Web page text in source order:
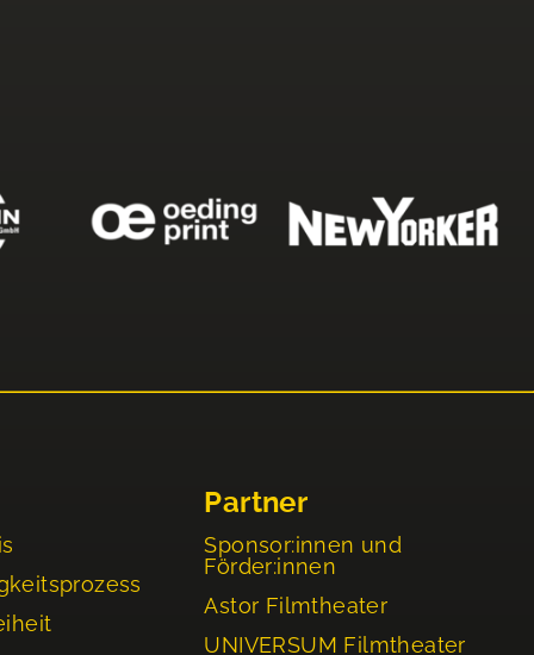
Partner
Sponsor:innen und
Förder:innen
Astor Filmtheater
UNIVERSUM Filmtheater